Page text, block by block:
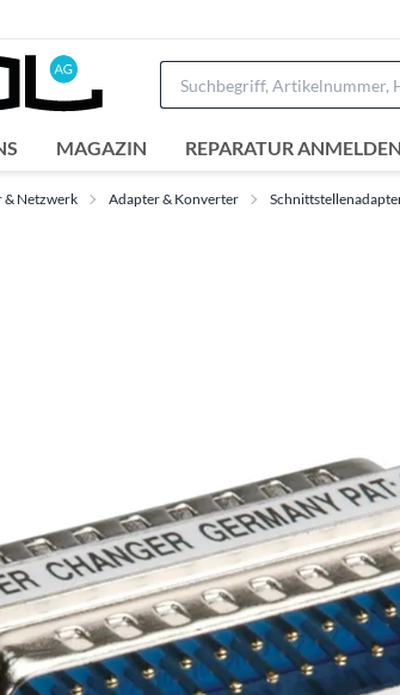
MAGAZIN REPARATUR ANMELDEN
& Netzwerk Adapter & Konverter